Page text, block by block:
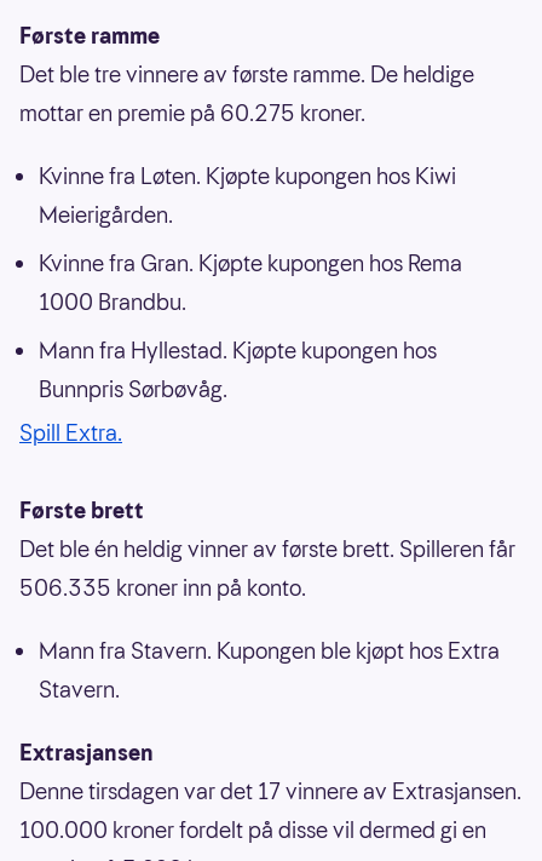
Første ramme
Det ble tre vinnere av første ramme. De heldige
mottar en premie på 60.275 kroner.
Kvinne fra Løten. Kjøpte kupongen hos Kiwi
Meierigården.
Kvinne fra Gran. Kjøpte kupongen hos Rema
1000 Brandbu.
Mann fra Hyllestad. Kjøpte kupongen hos
Bunnpris Sørbøvåg.
Spill Extra.
Første brett
Det ble én heldig vinner av første brett. Spilleren får
506.335 kroner inn på konto.
Mann fra Stavern. Kupongen ble kjøpt hos Extra
Stavern.
Extrasjansen
Denne tirsdagen var det 17 vinnere av Extrasjansen.
100.000 kroner fordelt på disse vil dermed gi en